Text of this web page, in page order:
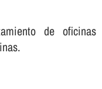
de oficinas